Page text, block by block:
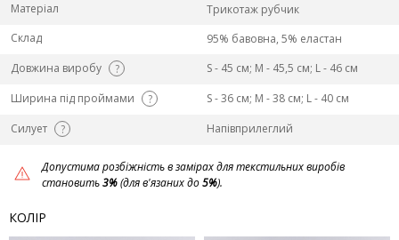
Матеріал
Трикотаж рубчик
Склад
95% бавовна, 5% еластан
Довжина виробу
?
S - 45 см; M - 45,5 см; L - 46 см
Ширина під проймами
?
S - 36 см; M - 38 см; L - 40 см
Силует
? Напівприлеглий
Допустима розбіжність в замірах для текстильних виробів
становить3%(для в'язаних до5%).
КОЛІР